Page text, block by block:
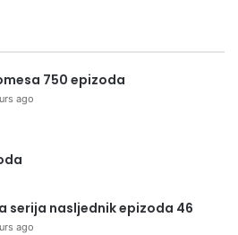
750 epizoda
ago
serija nasljednik epizoda 46
ago